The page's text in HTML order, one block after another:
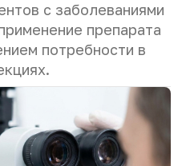
с заболеваниями
препарата
потребности в